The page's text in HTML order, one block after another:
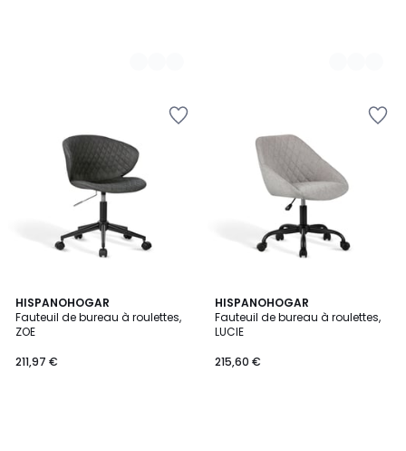
HISPANOHOGAR
Fauteuil de bureau à roulettes,
ZOE
211,97 €
HISPANOHOGAR
Fauteuil de bureau à roulettes,
LUCIE
215,60 €